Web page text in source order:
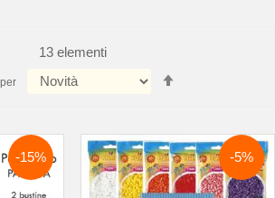
13elementi
-15%
-5%